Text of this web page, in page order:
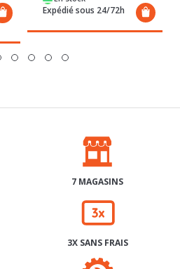
Expédié sous 24/72h
7 MAGASINS
3X SANS FRAIS